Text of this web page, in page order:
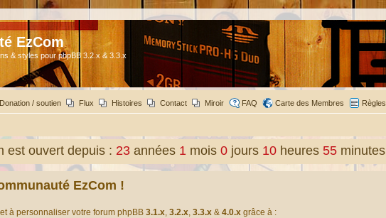
EzCom
& styles pour phpBB 3.2.x & 3.3.x
Donation / soutien Flux Histoires Contact Miroir FAQ Carte des Membres Règles
est ouvert depuis : 23 années 1 mois 0 jours 10 heures 55 minutes
EzCom !
à personnaliser votre forum phpBB 3.1.x, 3.2.x, 3.3.x & 4.0.x grâce à :